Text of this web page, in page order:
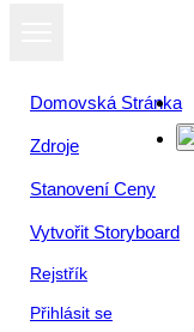
Domovská Stránka
Zdroje
Stanovení Ceny
Vytvořit Storyboard
Rejstřík
Přihlásit se